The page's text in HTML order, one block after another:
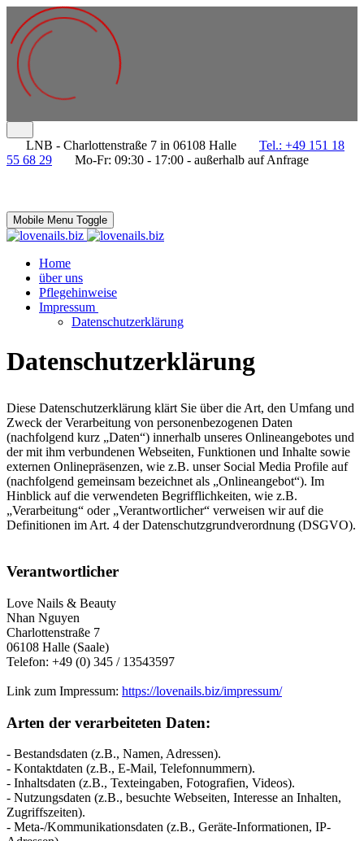
LNB - Charlottenstraße 7 in 06108 Halle
Tel.: +49 151 18
55 68 29
Mo-Fr: 09:30 - 17:00 - außerhalb auf Anfrage
Mobile Menu Toggle
Home
über uns
Pflegehinweise
Impressum
Datenschutzerklärung
Datenschutzerklärung
Diese Datenschutzerklärung klärt Sie über die Art, den Umfang und
Zweck der Verarbeitung von personenbezogenen Daten
(nachfolgend kurz „Daten“) innerhalb unseres Onlineangebotes und
der mit ihm verbundenen Webseiten, Funktionen und Inhalte sowie
externen Onlinepräsenzen, wie z.B. unser Social Media Profile auf
(nachfolgend gemeinsam bezeichnet als „Onlineangebot“). Im
Hinblick auf die verwendeten Begrifflichkeiten, wie z.B.
„Verarbeitung“ oder „Verantwortlicher“ verweisen wir auf die
Definitionen im Art. 4 der Datenschutzgrundverordnung (DSGVO).
Verantwortlicher
Love Nails & Beauty
Nhan Nguyen
Charlottenstraße 7
06108 Halle (Saale)
Telefon: +49 (0) 345 / 13543597
Link zum Impressum: https://lovenails.biz/impressum/
Arten der verarbeiteten Daten:
- Bestandsdaten (z.B., Namen, Adressen).
- Kontaktdaten (z.B., E-Mail, Telefonnummern).
- Inhaltsdaten (z.B., Texteingaben, Fotografien, Videos).
- Nutzungsdaten (z.B., besuchte Webseiten, Interesse an Inhalten,
Zugriffszeiten).
- Meta-/Kommunikationsdaten (z.B., Geräte-Informationen, IP-